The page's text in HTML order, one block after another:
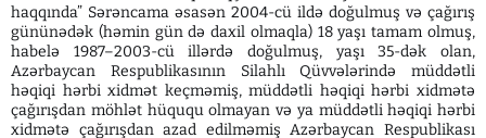
haqqında” Sərəncama əsasən 2004-cü ildə doğulmuş və çağırış
gününədək (həmin gün də daxil olmaqla) 18 yaşı tamam olmuş,
habelə 1987–2003-cü illərdə doğulmuş, yaşı 35-dək olan,
Azərbaycan Respublikasının Silahlı Qüvvələrində müddətli
həqiqi hərbi xidmət keçməmiş, müddətli həqiqi hərbi xidmətə
çağırışdan möhlət hüququ olmayan və ya müddətli həqiqi hərbi
xidmətə çağırışdan azad edilməmiş Azərbaycan Respublikası